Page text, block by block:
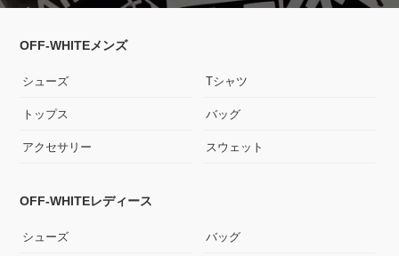
OFF-WHITEメンズ
シューズ Tシャツ
トップス バッグ
アクセサリー スウェット
OFF-WHITEレディース
シューズ バッグ